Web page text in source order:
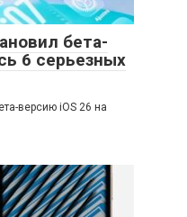
бета-
6 серьезных
версию iOS 26 на